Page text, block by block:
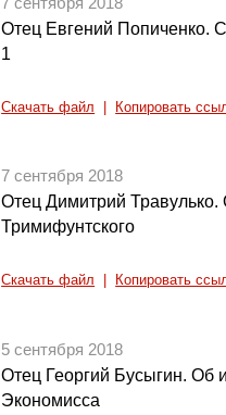
Отец Евгений Попиченко.
1
Скачать файл Копировать
7 сентября 2018
Отец Димитрий
Тримифунтского
Скачать файл Копировать
5 сентября 2018
Отец Георгий Бусыгин. Об
Экономисса